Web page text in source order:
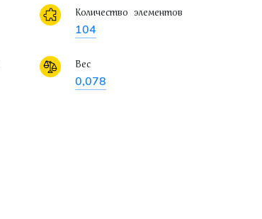
Количество элементов
104
Вес
0,078